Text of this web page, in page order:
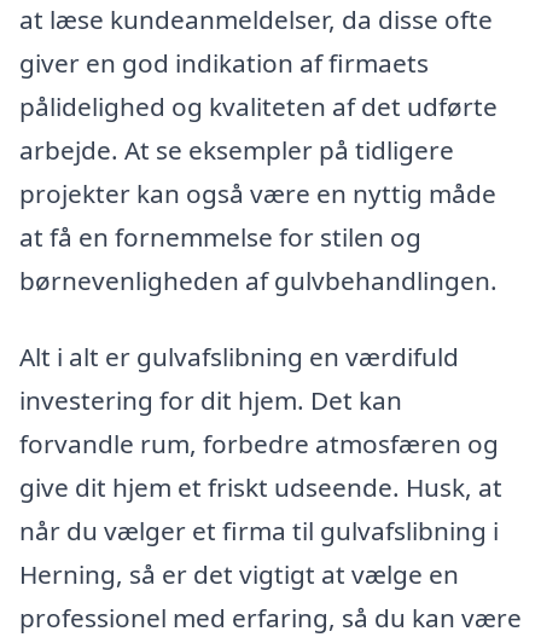
at læse kundeanmeldelser, da disse ofte
giver en god indikation af firmaets
pålidelighed og kvaliteten af det udførte
arbejde. At se eksempler på tidligere
projekter kan også være en nyttig måde
at få en fornemmelse for stilen og
børnevenligheden af gulvbehandlingen.
Alt i alt er gulvafslibning en værdifuld
investering for dit hjem. Det kan
forvandle rum, forbedre atmosfæren og
give dit hjem et friskt udseende. Husk, at
når du vælger et firma til gulvafslibning i
Herning, så er det vigtigt at vælge en
professionel med erfaring, så du kan være